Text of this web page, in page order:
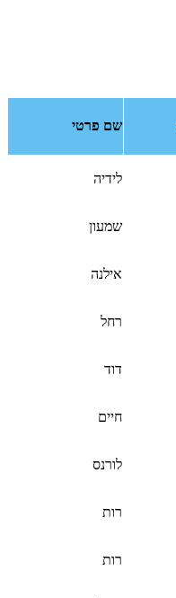
שם פרטי
לידיה
שמעון
אילנה
רחל
דוד
חיים
לורנס
רות
רות